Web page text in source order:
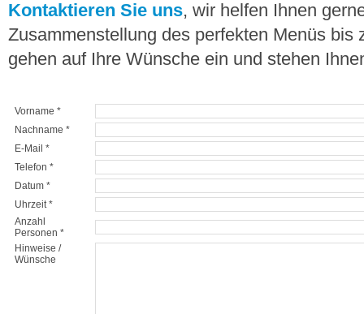
Kontaktieren Sie uns, wir helfen Ihnen
Zusammenstellung des perfekten Menüs bis
gehen auf Ihre Wünsche ein und stehen
Vorname *
Nachname *
E-Mail *
Telefon *
Datum *
Uhrzeit *
Anzahl
Personen *
Hinweise /
Wünsche